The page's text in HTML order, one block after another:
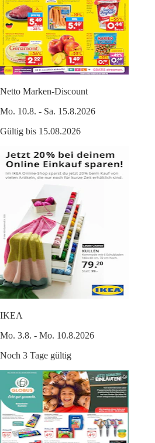
Netto Marken-Discount
Mo. 10.8. - Sa. 15.8.2026
Gültig bis 15.08.2026
IKEA
Mo. 3.8. - Mo. 10.8.2026
Noch 3 Tage gültig